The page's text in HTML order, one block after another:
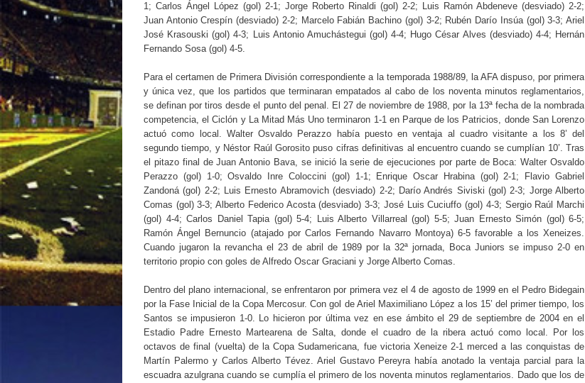
1; Carlos Ángel López (gol) 2-1; Jorge Roberto Rinaldi (gol) 2-2; Luis Ramón Abdeneve (desviado) 2-2;
Juan Antonio Crespín (desviado) 2-2; Marcelo Fabián Bachino (gol) 3-2; Rubén Darío Insúa (gol) 3-3; Ariel
José Krasouski (gol) 4-3; Luis Antonio Amuchástegui (gol) 4-4; Hugo César Alves (desviado) 4-4; Hernán
Fernando Sosa (gol) 4-5.
Para el certamen de Primera División correspondiente a la temporada 1988/89, la AFA dispuso, por primera
y única vez, que los partidos que terminaran empatados al cabo de los noventa minutos reglamentarios,
se definan por tiros desde el punto del penal. El 27 de noviembre de 1988, por la 13ª fecha de la nombrada
competencia, el Ciclón y La Mitad Más Uno terminaron 1-1 en Parque de los Patricios, donde San Lorenzo
actuó como local. Walter Osvaldo Perazzo había puesto en ventaja al cuadro visitante a los 8’ del
segundo tiempo, y Néstor Raúl Gorosito puso cifras definitivas al encuentro cuando se cumplían 10’. Tras
el pitazo final de Juan Antonio Bava, se inició la serie de ejecuciones por parte de Boca: Walter Osvaldo
Perazzo (gol) 1-0; Osvaldo Inre Coloccini (gol) 1-1; Enrique Oscar Hrabina (gol) 2-1; Flavio Gabriel
Zandoná (gol) 2-2; Luis Ernesto Abramovich (desviado) 2-2; Darío Andrés Siviski (gol) 2-3; Jorge Alberto
Comas (gol) 3-3; Alberto Federico Acosta (desviado) 3-3; José Luis Cuciuffo (gol) 4-3; Sergio Raúl Marchi
(gol) 4-4; Carlos Daniel Tapia (gol) 5-4; Luis Alberto Villarreal (gol) 5-5; Juan Ernesto Simón (gol) 6-5;
Ramón Ángel Bernuncio (atajado por Carlos Fernando Navarro Montoya) 6-5 favorable a los Xeneizes.
Cuando jugaron la revancha el 23 de abril de 1989 por la 32ª jornada, Boca Juniors se impuso 2-0 en
territorio propio con goles de Alfredo Oscar Graciani y Jorge Alberto Comas.
Dentro del plano internacional, se enfrentaron por primera vez el 4 de agosto de 1999 en el Pedro Bidegain
por la Fase Inicial de la Copa Mercosur. Con gol de Ariel Maximiliano López a los 15’ del primer tiempo, los
Santos se impusieron 1-0. Lo hicieron por última vez en ese ámbito el 29 de septiembre de 2004 en el
Estadio Padre Ernesto Martearena de Salta, donde el cuadro de la ribera actuó como local. Por los
octavos de final (vuelta) de la Copa Sudamericana, fue victoria Xeneize 2-1 merced a las conquistas de
Martín Palermo y Carlos Alberto Tévez. Ariel Gustavo Pereyra había anotado la ventaja parcial para la
escuadra azulgrana cuando se cumplía el primero de los noventa minutos reglamentarios. Dado que los de